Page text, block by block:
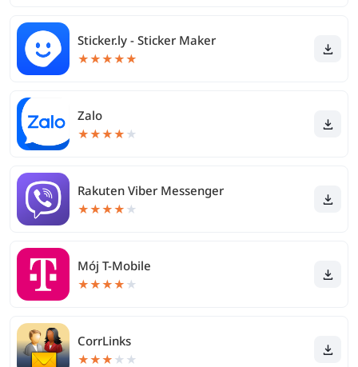
Sticker.ly - Sticker Maker
★★★★★
Zalo
★★★★ ★
Rakuten Viber Messenger
★★★★ ★
Mój T-Mobile
★★★★ ★
CorrLinks
★★★ ★ ★